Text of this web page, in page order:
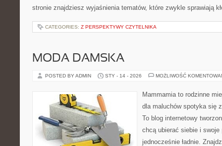
stronie znajdziesz wyjaśnienia tematów, które zwykle sprawiają
CATEGORIES: Z PERSPEKTYWY CZYTELNIKA
MODA DAMSKA
POSTED BY ADMIN STY - 14 - 2026 MOŻLIWOŚĆ
Mammamia to rodzinne
dla maluchów spotyka się
To blog internetowy
chcą ubierać siebie i
jednocześnie ładnie.